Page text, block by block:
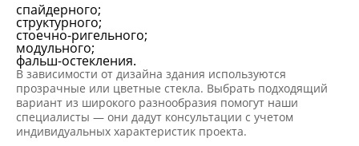
спайдерного;
структурного;
стоечно-ригельного;
модульного;
фальш-остекления.
В зависимости от дизайна здания используются
прозрачные или цветные стекла. Выбрать подходящий
вариант из широкого разнообразия помогут наши
специалисты — они дадут консультации с учетом
индивидуальных характеристик проекта.